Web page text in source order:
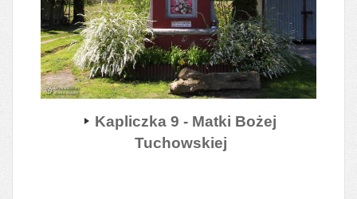
Kapliczka 9 - Matki Bożej
Tuchowskiej